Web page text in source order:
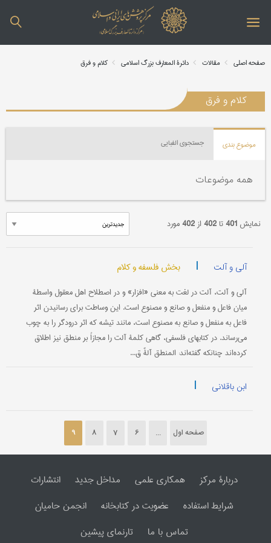
صفحه اصلی مقالات دائرة المعارف بزرگ اسلامی کلام و فرق
کلام و فرق
موضوع بندی جستجوی الفبایی
همه موضوعات
نمایش 401تا402 از402مورد
آلی و آلت | بخش فلسفه و کلام
آلی و آلت، آلت در لغت به معنی «افزار» و در اصطلاح اهل معقول واسطۀ
میان فاعل و منفعل و صانع و مصنوع است. این وساطت برای رسانیدن اثر
فاعل به منفعل و صانع به مصنوع است، مانند تیشه که اثر درودگر را به چوب
می‌رساند. در کتابهای فلسفی، گاهی کلمۀ آلت را مجازاً بر منطق نیز اطلاق
کرده‌اند چنانکه گفته‌اند: المنطق آلةٌ ق...
ابن باقلانی |
صفحه اول ...
6
7
8
9
دربارۀ مرکز همکاری علمی مداخل جدید
انتشارات
شرایط استفاده
عضویت در کتابخانه
انجمن حامیان
تماس با ما
تارنمای پیشین